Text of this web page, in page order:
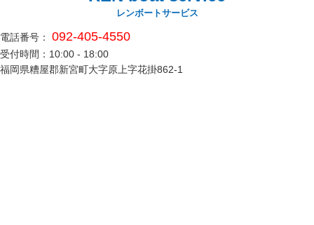
レンボートサービス
電話番号： 092-405-4550
受付時間：10:00 - 18:00
福岡県糟屋郡新宮町大字原上字花掛862-1